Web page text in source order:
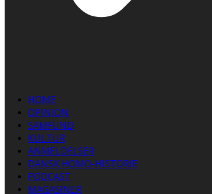
HOME
OPINION
SAMFUND
KULTUR
ANMELDELSER
DANSK HOMO-HISTORIE
PODCAST
MAGASINER